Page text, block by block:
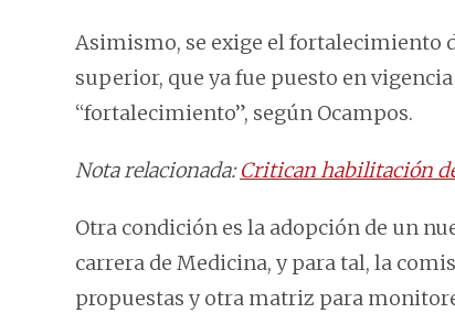
Asimismo, se exige el fortalecimiento
superior, que ya fue puesto en
“fortalecimiento”, según Ocampos.
Nota relacionada:Critican habilitación
Otra condición es la adopción de un
carrera de Medicina, y para tal, la
propuestas y otra matriz para